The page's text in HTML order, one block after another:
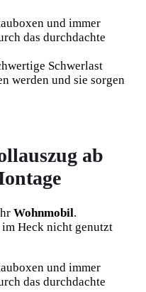
und immer
das durchdachte
Schwerlast
werden und sie sorgen
ab
Wohnmobil.
Heck nicht genutzt
und immer
das durchdachte